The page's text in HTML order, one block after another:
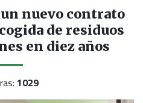
nuevo contrato
de residuos
en diez años
1029